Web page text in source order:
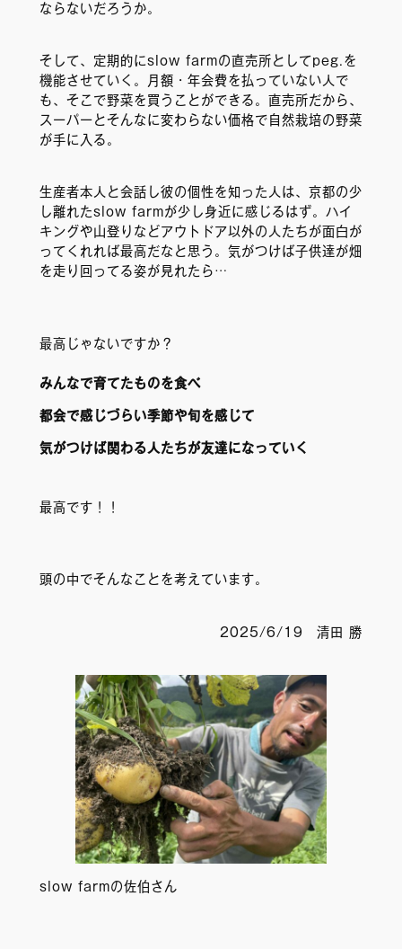
ならないだろうか。
そして、定期的にslow farmの直売所としてpeg.を
機能させていく。月額・年会費を払っていない人で
も、そこで野菜を買うことができる。直売所だから、
スーパーとそんなに変わらない価格で自然栽培の野菜
が手に入る。
生産者本人と会話し彼の個性を知った人は、京都の少
し離れたslow farmが少し身近に感じるはず。ハイ
キングや山登りなどアウトドア以外の人たちが面白が
ってくれれば最高だなと思う。気がつけば子供達が畑
を走り回ってる姿が見れたら…
最高じゃないですか？
みんなで育てたものを食べ
都会で感じづらい季節や旬を感じて
気がつけば関わる人たちが友達になっていく
最高です！！
頭の中でそんなことを考えています。
2025/6/19 清田 勝
slow farmの佐伯さん